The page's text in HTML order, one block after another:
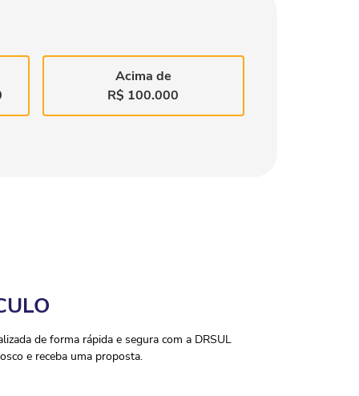
Acima de
R$ 100.000
de forma rápida e segura com a DRSUL
e receba uma proposta.